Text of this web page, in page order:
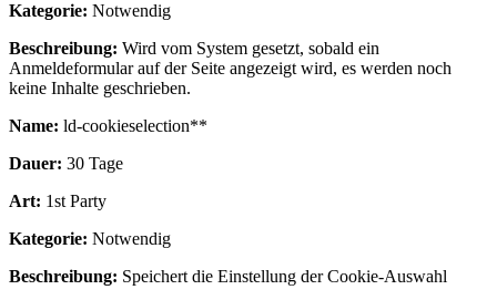
Kategorie: Notwendig
Beschreibung: Wird vom System gesetzt, sobald ein
Anmeldeformular auf der Seite angezeigt wird, es werden noch
keine Inhalte geschrieben.
Name: ld-cookieselection**
Dauer: 30 Tage
Art: 1st Party
Kategorie: Notwendig
Beschreibung: Speichert die Einstellung der Cookie-Auswahl